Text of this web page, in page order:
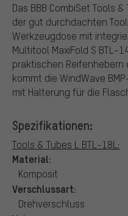
Das BBB CombiSet Tools
der gut durchdachten
Werkzeugdose mit
Multitool MaxiFold S BTL-
praktischen Reifenhebern
kommt die WindWave
mit Halterung für die
Spezifikationen:
Tools & Tubes L BTL-18L:
Material:
Komposit
Verschlussart:
Drehverschluss